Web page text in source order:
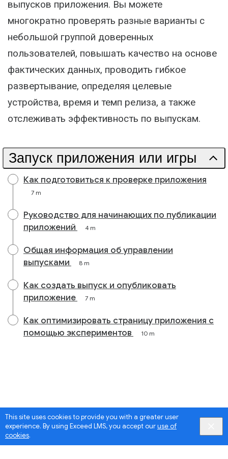
This site uses cookies to provide you with a greater user
experience. By using Exceed LMS, you accept ouruse of
cookies.
выпусков приложения. Вы можете
многократно проверять разные варианты с
небольшой группой доверенных
пользователей, повышать качество на основе
фактических данных, проводить гибкое
развертывание, определяя целевые
устройства, время и темп релиза, а также
отслеживать эффективность по выпускам.
Запуск приложения или игры
Как подготовиться к проверке приложения
7 m
Руководство для начинающих по публикации
приложений
4 m
Общая информация об управлении
выпусками
8 m
Как создать выпуск и опубликовать
приложение
7 m
Как оптимизировать страницу приложения с
помощью экспериментов
10 m